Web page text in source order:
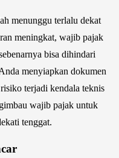
menunggu terlalu dekat
meningkat, wajib pajak
bisa dihindari
menyiapkan dokumen
terjadi kendala teknis
wajib pajak untuk
tenggat.